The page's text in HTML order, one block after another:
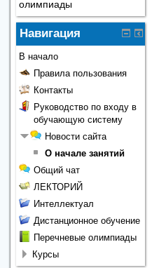
олимпиады
Навигация
В начало
Правила пользования
Контакты
Руководство по входу в
обучающую систему
Новости сайта
О начале занятий
Общий чат
ЛЕКТОРИЙ
Интеллектуал
Дистанционное обучение
Перечневые олимпиады
Курсы